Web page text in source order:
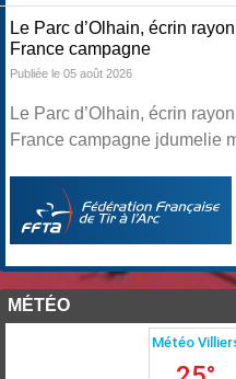
Le Parc d’Olhain, écrin
France campagne
Publiée le 05 août 2026
Le Parc d’Olhain, écrin
France campagne jdumelie
MÉTÉO